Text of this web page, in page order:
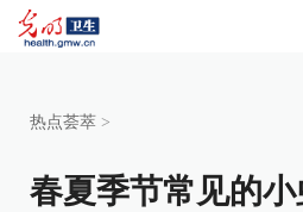
热点荟萃 >
春夏季节常见的